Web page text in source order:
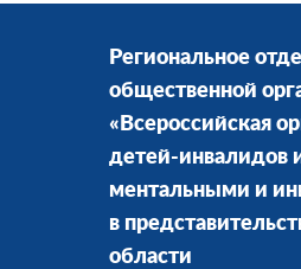
Региональное
общественной
«Всероссийская
детей-инвалидов
ментальными и
в
области